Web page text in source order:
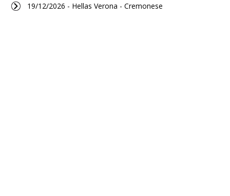
19/12/2026 - Hellas Verona - Cremonese